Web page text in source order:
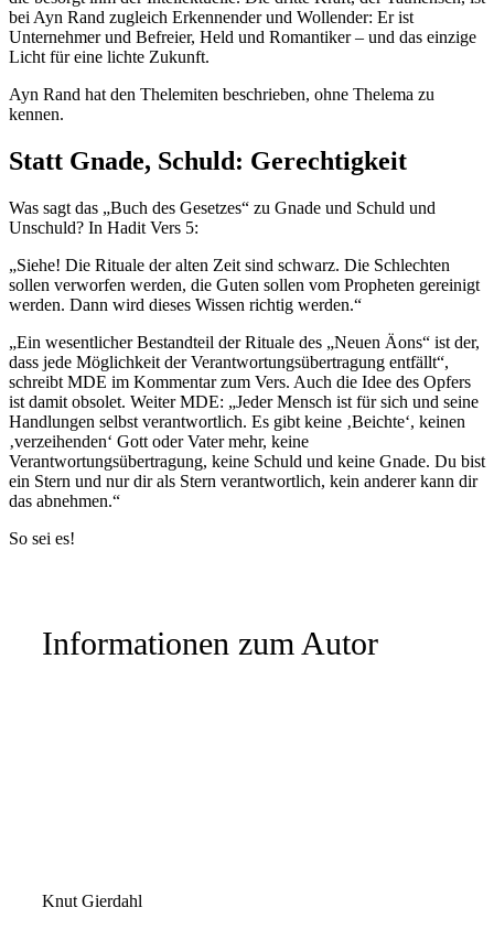
bei Ayn Rand zugleich Erkennender und Wollender: Er ist
Unternehmer und Befreier, Held und Romantiker – und das einzige
Licht für eine lichte Zukunft.
Ayn Rand hat den Thelemiten beschrieben, ohne Thelema zu
kennen.
Statt Gnade, Schuld: Gerechtigkeit
Was sagt das „Buch des Gesetzes“ zu Gnade und Schuld und
Unschuld? In Hadit Vers 5:
„Siehe! Die Rituale der alten Zeit sind schwarz. Die Schlechten
sollen verworfen werden, die Guten sollen vom Propheten gereinigt
werden. Dann wird dieses Wissen richtig werden.“
„Ein wesentlicher Bestandteil der Rituale des „Neuen Äons“ ist der,
dass jede Möglichkeit der Verantwortungsübertragung entfällt“,
schreibt MDE im Kommentar zum Vers. Auch die Idee des Opfers
ist damit obsolet. Weiter MDE: „Jeder Mensch ist für sich und seine
Handlungen selbst verantwortlich. Es gibt keine ‚Beichte‘, keinen
‚verzeihenden‘ Gott oder Vater mehr, keine
Verantwortungsübertragung, keine Schuld und keine Gnade. Du bist
ein Stern und nur dir als Stern verantwortlich, kein anderer kann dir
das abnehmen.“
So sei es!
Informationen zum Autor
Knut Gierdahl